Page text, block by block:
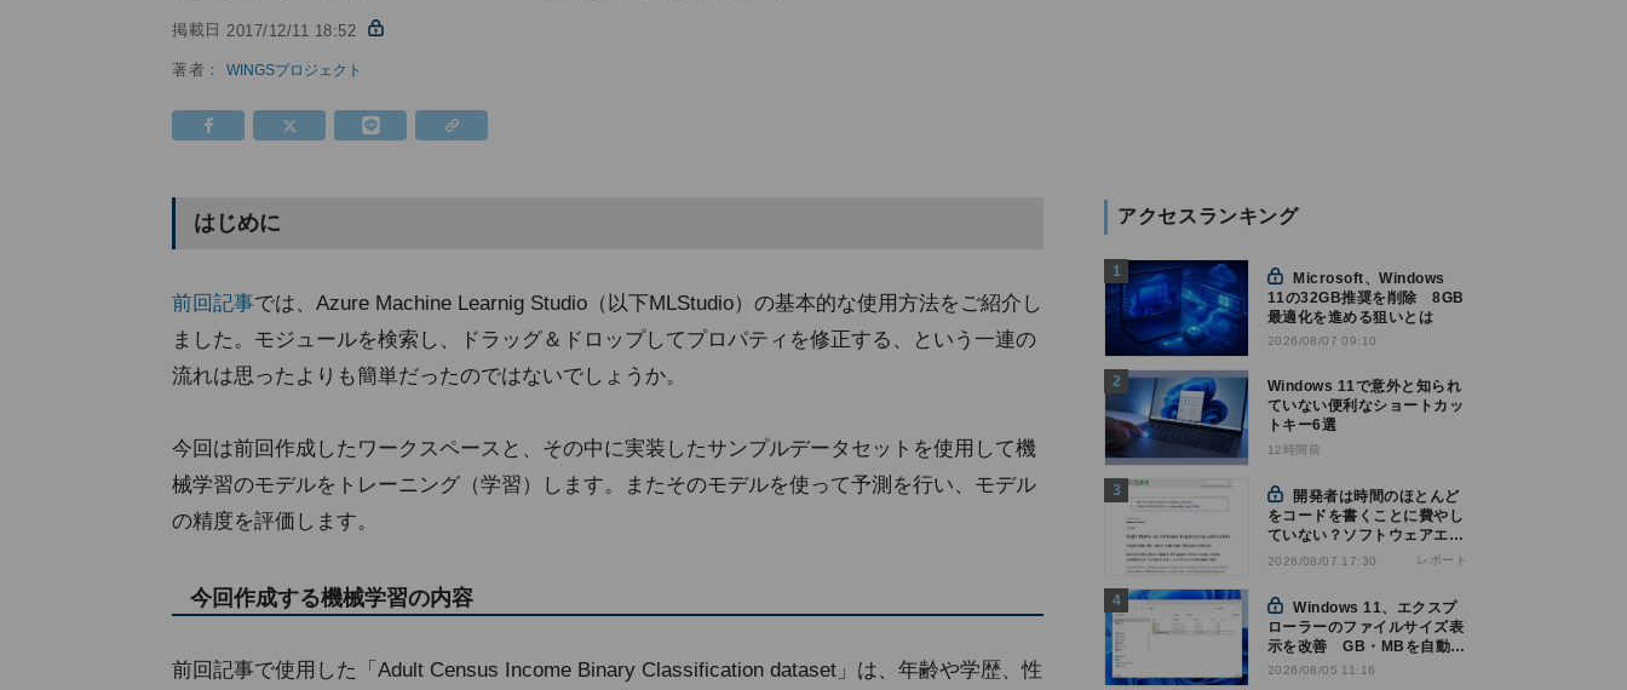
掲載日 2017/12/11 18:52
著者：WINGSプロジェクト
はじめに
前回記事では、Azure Machine Learnig Studio（以下MLStudio）の基本的な使用方法をご紹介し
ました。モジュールを検索し、ドラッグ＆ドロップしてプロパティを修正する、という一連の
流れは思ったよりも簡単だったのではないでしょうか。
今回は前回作成したワークスペースと、その中に実装したサンプルデータセットを使用して機
械学習のモデルをトレーニング（学習）します。またそのモデルを使って予測を行い、モデル
の精度を評価します。
今回作成する機械学習の内容
前回記事で使用した「Adult Census Income Binary Classification dataset」は、年齢や学歴、性
アクセスランキング
11の32GB推奨を削除 8GB
最適化を進める狙いとは
2026/08/07 09:10
Windows 11で意外と知られ
ていない便利なショートカッ
トキー6選
12時間前
をコードを書くことに費やし
ていない？ソフトウェアエン
ジニアリングにおけるAIの8
2026/08/07 17:30 レポート
Windows 11、エクスプ
ローラーのファイルサイズ表
示を改善 GB・MBを自動表
示へ
2026/08/05 11:16